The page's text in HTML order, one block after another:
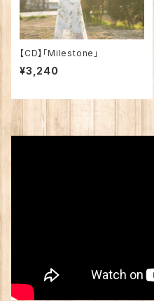
【CD】「Milestone」
¥3,240